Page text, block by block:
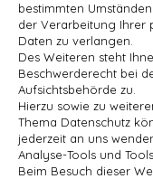
bestimmten
der Verarbeitung Ihrer
Daten zu verlangen.
Des Weiteren steht
Beschwerderecht bei
Aufsichtsbehörde zu.
Hierzu sowie zu
Thema Datenschutz
jederzeit an uns
Analyse-Tools und
Beim Besuch dieser